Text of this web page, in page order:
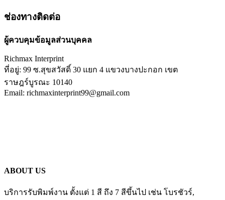
ช่องทางติดต่อ
ผู้ควบคุมข้อมูลส่วนบุคคล
Richmax Interprint
ที่อยู่: 99 ซ.สุขสวัสดิ์ 30 แยก 4 แขวงบางปะกอก เขต
ราษฎร์บูรณะ 10140
Email: richmaxinterprint99@gmail.com
ABOUT US
บริการรับพิมพ์งาน ตั้งแต่ 1 สี ถึง 7 สีขึ้นไป เช่น โบรชัวร์,